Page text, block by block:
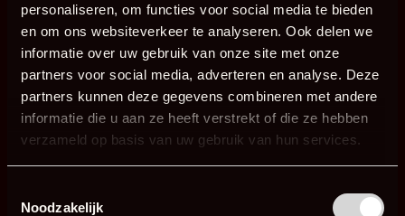
personaliseren, om functies voor social media te bieden
en om ons websiteverkeer te analyseren. Ook delen we
informatie over uw gebruik van onze site met onze
partners voor social media, adverteren en analyse. Deze
partners kunnen deze gegevens combineren met andere
informatie die u aan ze heeft verstrekt of die ze hebben
verzameld op basis van uw gebruik van hun services.
Noodzakelijk